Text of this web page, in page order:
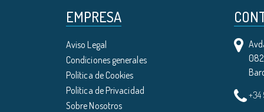
EMPRESA
Aviso Legal
Condiciones generales
Política de Cookies
Política de Privacidad
Sobre Nosotros